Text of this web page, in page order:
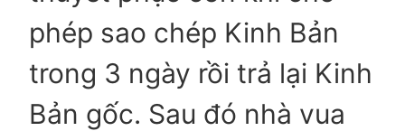
phép sao chép Kinh Bản
trong 3 ngày rồi trả lại Kinh
Bản gốc. Sau đó nhà vua